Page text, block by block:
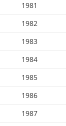
1981
1982
1983
1984
1985
1986
1987